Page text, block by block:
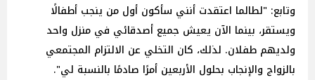
وتابع: "لطالما اعتقدت أنني سأكون أول من ينجب أطفالًا
ويستقر، بينما الآن يعيش جميع أصدقائي في منزل واحد
ولديهم طفلان. لذلك، كان التخلي عن الالتزام المجتمعي
بالزواج والإنجاب بحلول الأربعين أمرًا صادمًا بالنسبة لي".